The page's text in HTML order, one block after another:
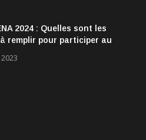
2024 : Quelles sont les
remplir pour participer au